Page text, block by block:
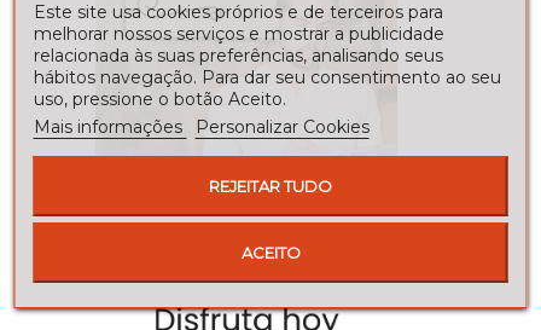
Este site usa cookies próprios e de terceiros para
melhorar nossos serviços e mostrar a publicidade
relacionada às suas preferências, analisando seus
hábitos navegação. Para dar seu consentimento ao seu
uso, pressione o botão Aceito.
Mais informações
Personalizar Cookies
REJEITAR TUDO
ACEITO